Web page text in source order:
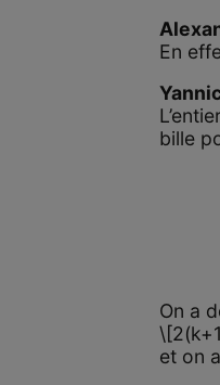
En
bille
On a
et on